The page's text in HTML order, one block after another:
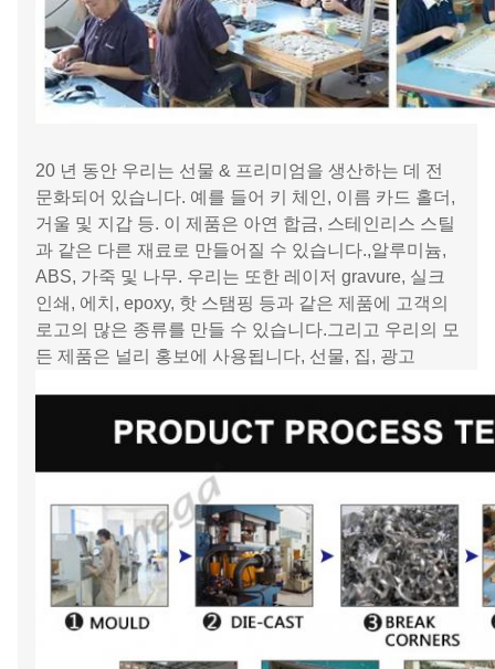
20 년 동안 우리는 선물 & 프리미엄을 생산하는 데 전
문화되어 있습니다. 예를 들어 키 체인, 이름 카드 홀더,
거울 및 지갑 등. 이 제품은 아연 합금, 스테인리스 스틸
과 같은 다른 재료로 만들어질 수 있습니다.,알루미늄,
ABS, 가죽 및 나무. 우리는 또한 레이저 gravure, 실크
인쇄, 에치, epoxy, 핫 스탬핑 등과 같은 제품에 고객의
로고의 많은 종류를 만들 수 있습니다.그리고 우리의 모
든 제품은 널리 홍보에 사용됩니다, 선물, 집, 광고